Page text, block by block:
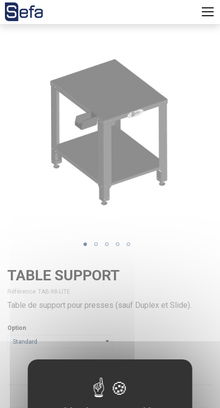
TABLE SUPPORT
Référence TAB-98-LITE
Table de support pour presses (sauf Duplex et Slide).
Option
Standard
FICHE TECHNIQUE